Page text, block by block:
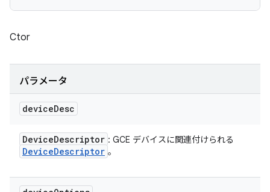
Ctor
パラメータ
deviceDesc
DeviceDescriptor : GCE デバイスに関連付けられる
DeviceDescriptor 。